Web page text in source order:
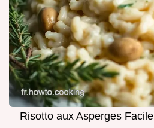
Risotto aux Asperges